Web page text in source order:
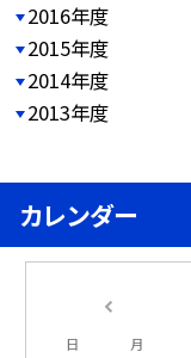
2016年度
2015年度
2014年度
2013年度
カレンダー
日 月